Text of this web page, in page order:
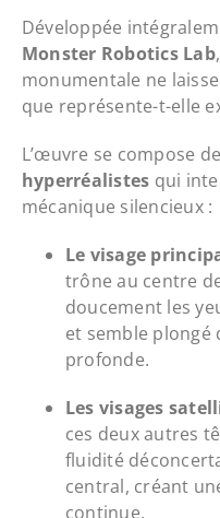
Développée
Monster Robotics Lab
monumentale ne
que représente-t-elle
L’œuvre se compose
hyperréalistes qui
mécanique silencieux :
Le visage
trône au centre
doucement les
et semble
profonde.
Les visages
ces deux autres
fluidité
central, créant
continue.